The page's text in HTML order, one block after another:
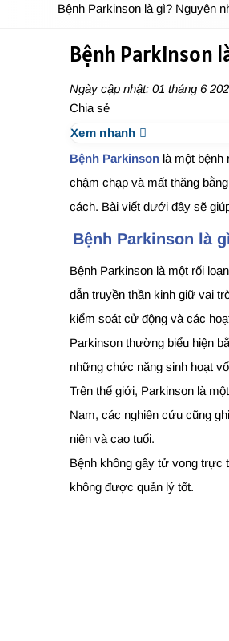
Bệnh Parkinson là gì? Nguyên
Bệnh Parkinson
Ngày cập nhật: 01 tháng 6
Chia sẻ
Xem nhanh
Bệnh Parkinson là một bệnh
chậm chạp và mất thăng
cách. Bài viết dưới đây sẽ
Bệnh Parkinson là
Bệnh Parkinson là một rối loạn
dẫn truyền thần kinh giữ vai
kiểm soát cử động và các
Parkinson thường biểu hiện
những chức năng sinh hoạt
Trên thế giới, Parkinson là
Nam, các nghiên cứu cũng
niên và cao tuổi.
Bệnh không gây tử vong trực
không được quản lý tốt.